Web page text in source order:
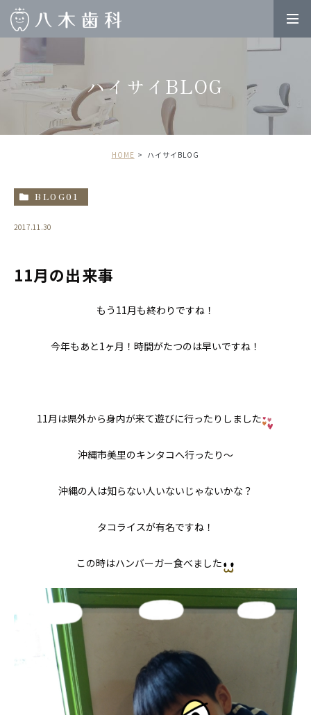
ハイサイBLOG
HOME ハイサイBLOG
BLOG01
2017.11.30
11月の出来事
もう11月も終わりですね！
今年もあと1ヶ月！時間がたつのは早いですね！
11月は県外から身内が来て遊びに行ったりしました
沖縄市美里のキンタコへ行ったり〜
沖縄の人は知らない人いないじゃないかな？
タコライスが有名ですね！
この時はハンバーガー食べました